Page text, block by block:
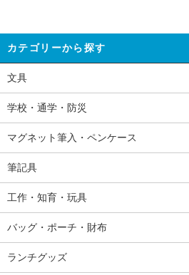
カテゴリーから探す
文具
学校・通学・防災
マグネット筆入・ペンケース
筆記具
工作・知育・玩具
バッグ・ポーチ・財布
ランチグッズ